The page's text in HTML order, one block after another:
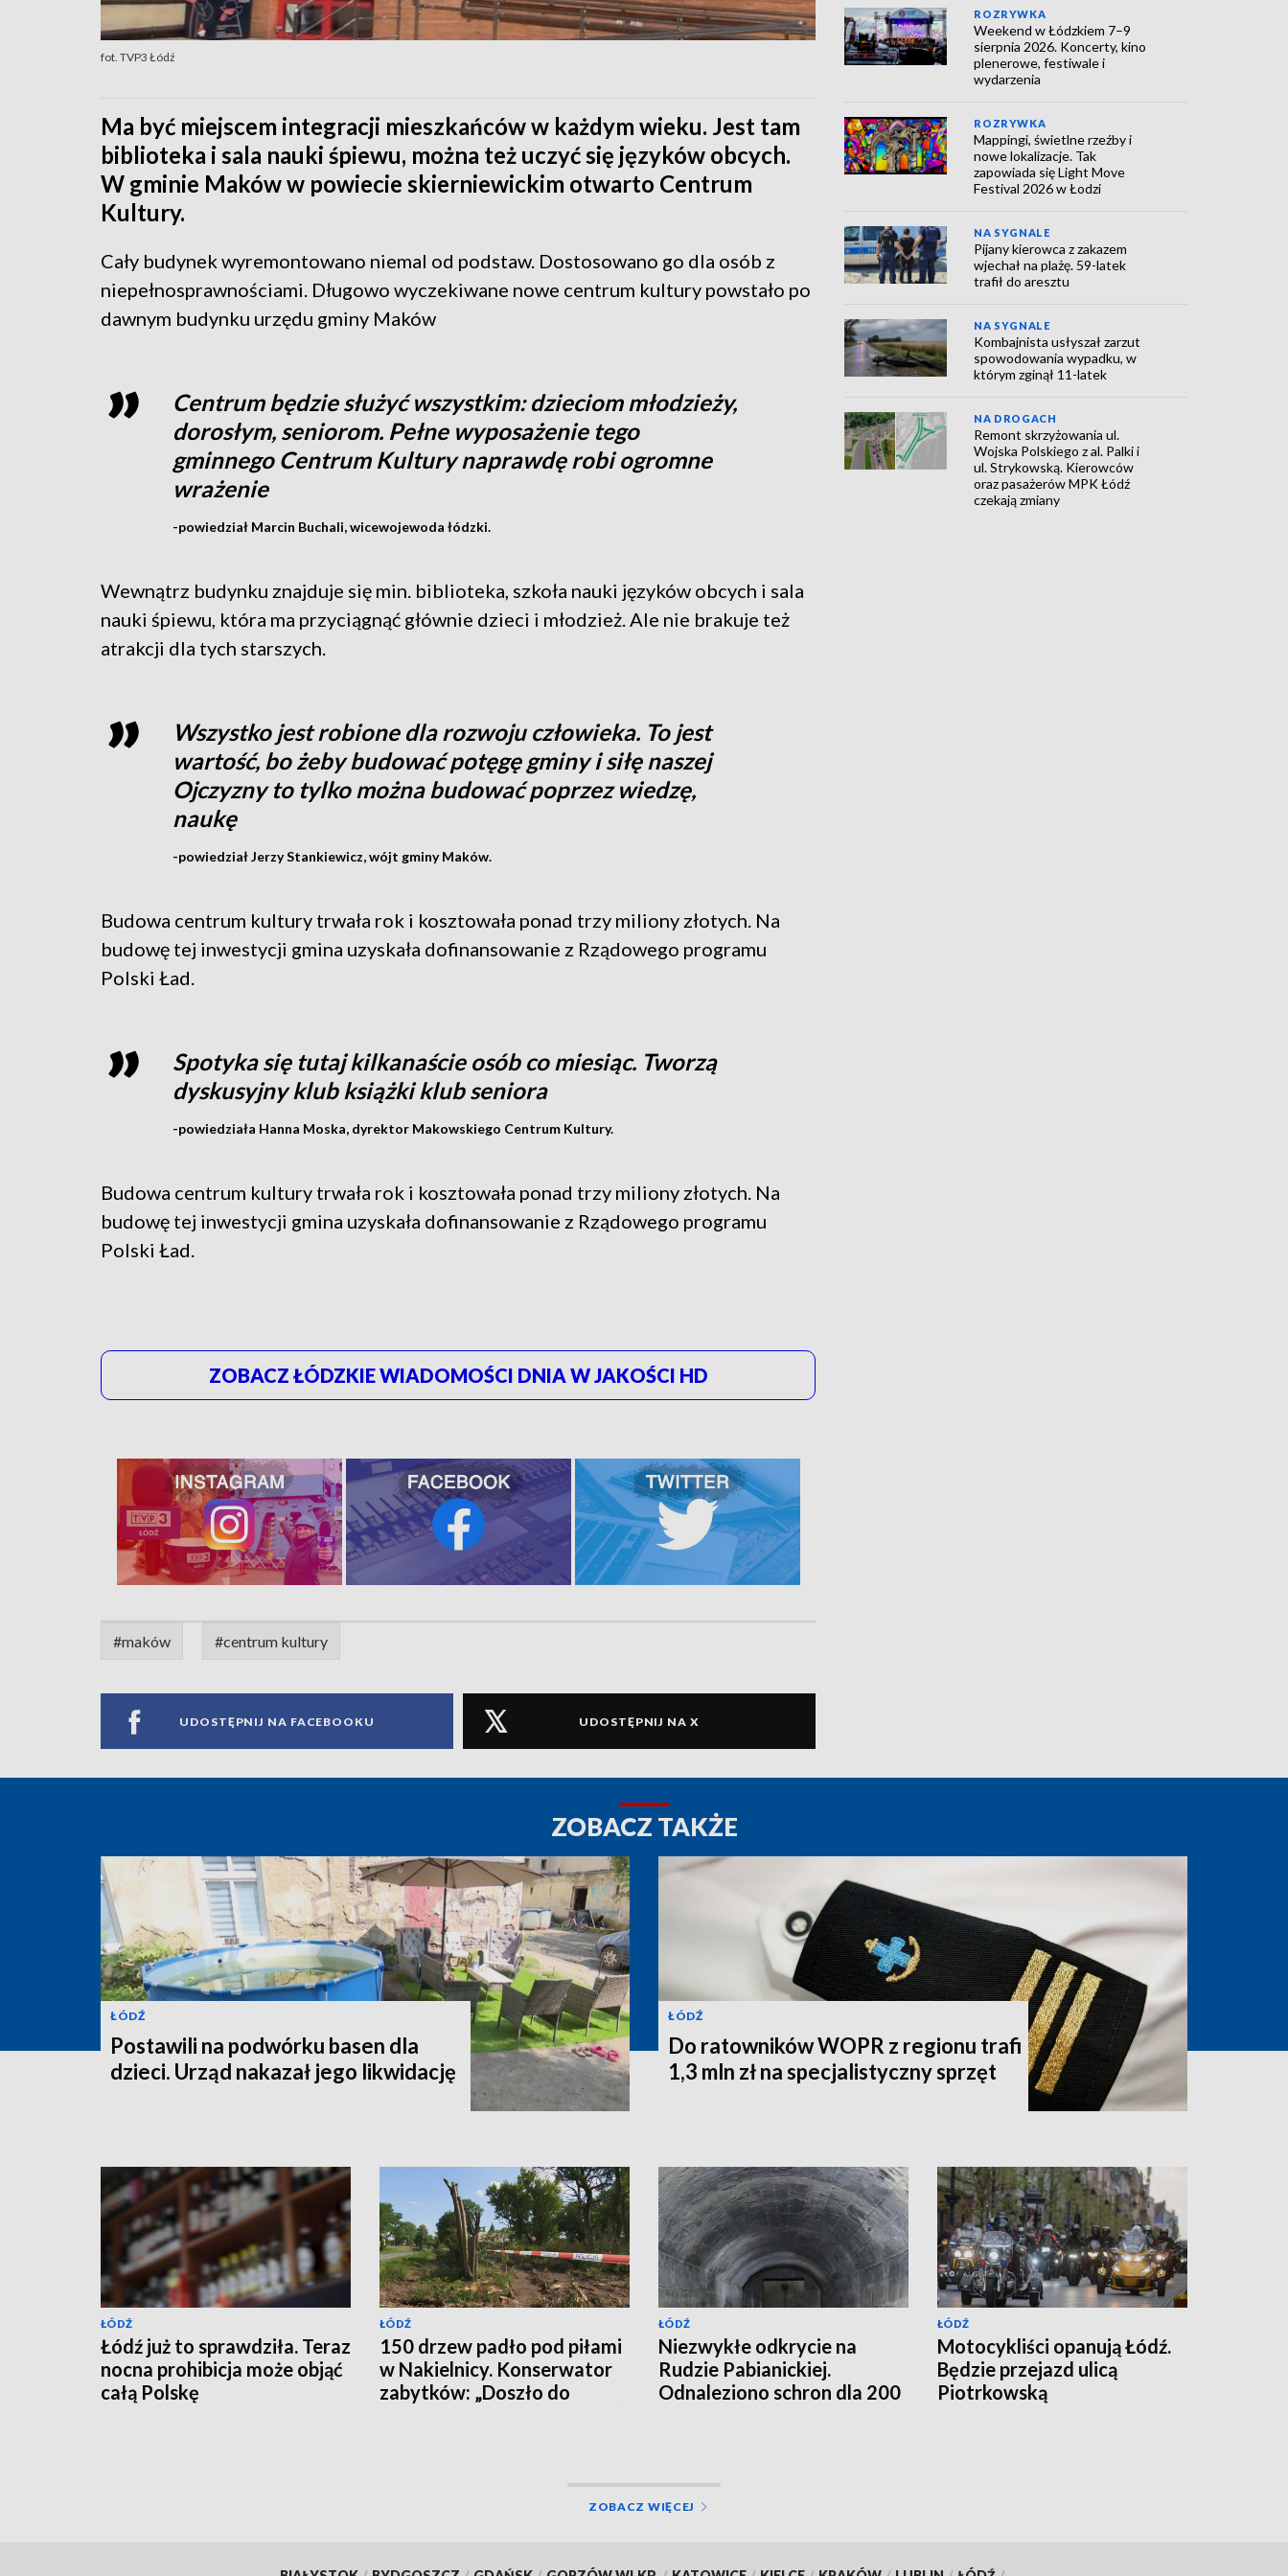
fot. TVP3 Łódź
Ma być miejscem integracji mieszkańców w każdym wieku. Jest tam
biblioteka i sala nauki śpiewu, można też uczyć się języków obcych.
W gminie Maków w powiecie skierniewickim otwarto Centrum
Kultury.
Cały budynek wyremontowano niemal od podstaw. Dostosowano go dla osób z
niepełnosprawnościami. Długowo wyczekiwane nowe centrum kultury powstało po
dawnym budynku urzędu gminy Maków
Centrum będzie służyć wszystkim: dzieciom młodzieży,
dorosłym, seniorom. Pełne wyposażenie tego
gminnego Centrum Kultury naprawdę robi ogromne
wrażenie
-powiedział Marcin Buchali, wicewojewoda łódzki.
Wewnątrz budynku znajduje się min. biblioteka, szkoła nauki języków obcych i sala
nauki śpiewu, która ma przyciągnąć głównie dzieci i młodzież. Ale nie brakuje też
atrakcji dla tych starszych.
Wszystko jest robione dla rozwoju człowieka. To jest
wartość, bo żeby budować potęgę gminy i siłę naszej
Ojczyzny to tylko można budować poprzez wiedzę,
naukę
-powiedział Jerzy Stankiewicz, wójt gminy Maków.
Budowa centrum kultury trwała rok i kosztowała ponad trzy miliony złotych. Na
budowę tej inwestycji gmina uzyskała dofinansowanie z Rządowego programu
Polski Ład.
Spotyka się tutaj kilkanaście osób co miesiąc. Tworzą
dyskusyjny klub książki klub seniora
-powiedziała Hanna Moska, dyrektor Makowskiego Centrum Kultury.
Budowa centrum kultury trwała rok i kosztowała ponad trzy miliony złotych. Na
budowę tej inwestycji gmina uzyskała dofinansowanie z Rządowego programu
Polski Ład.
ZOBACZ ŁÓDZKIE WIADOMOŚCI DNIA W JAKOŚCI HD
#maków #centrum kultury
UDOSTĘPNIJ NA FACEBOOKU UDOSTĘPNIJ NA X
ROZRYWKA
Weekend w Łódzkiem 7–9
sierpnia 2026. Koncerty, kino
plenerowe, festiwale i
wydarzenia
ROZRYWKA
Mappingi, świetlne rzeźby i
nowe lokalizacje. Tak
zapowiada się Light Move
Festival 2026 w Łodzi
NA SYGNALE
Pijany kierowca z zakazem
wjechał na plażę. 59-latek
trafił do aresztu
NA SYGNALE
Kombajnista usłyszał zarzut
spowodowania wypadku, w
którym zginął 11-latek
NA DROGACH
Remont skrzyżowania ul.
Wojska Polskiego z al. Palki i
ul. Strykowską. Kierowców
oraz pasażerów MPK Łódź
czekają zmiany
ZOBACZ TAKŻE
ŁÓDŹ
Postawili na podwórku basen dla
dzieci. Urząd nakazał jego likwidację
ŁÓDŹ
Do ratowników WOPR z regionu trafi
1,3 mln zł na specjalistyczny sprzęt
ŁÓDŹ
Łódź już to sprawdziła. Teraz
nocna prohibicja może objąć
całą Polskę
ŁÓDŹ
150 drzew padło pod piłami
w Nakielnicy. Konserwator
zabytków: „Doszło do
ŁÓDŹ
Niezwykłe odkrycie na
Rudzie Pabianickiej.
Odnaleziono schron dla 200
ŁÓDŹ
Motocykliści opanują Łódź.
Będzie przejazd ulicą
Piotrkowską
ZOBACZ WIĘCEJ